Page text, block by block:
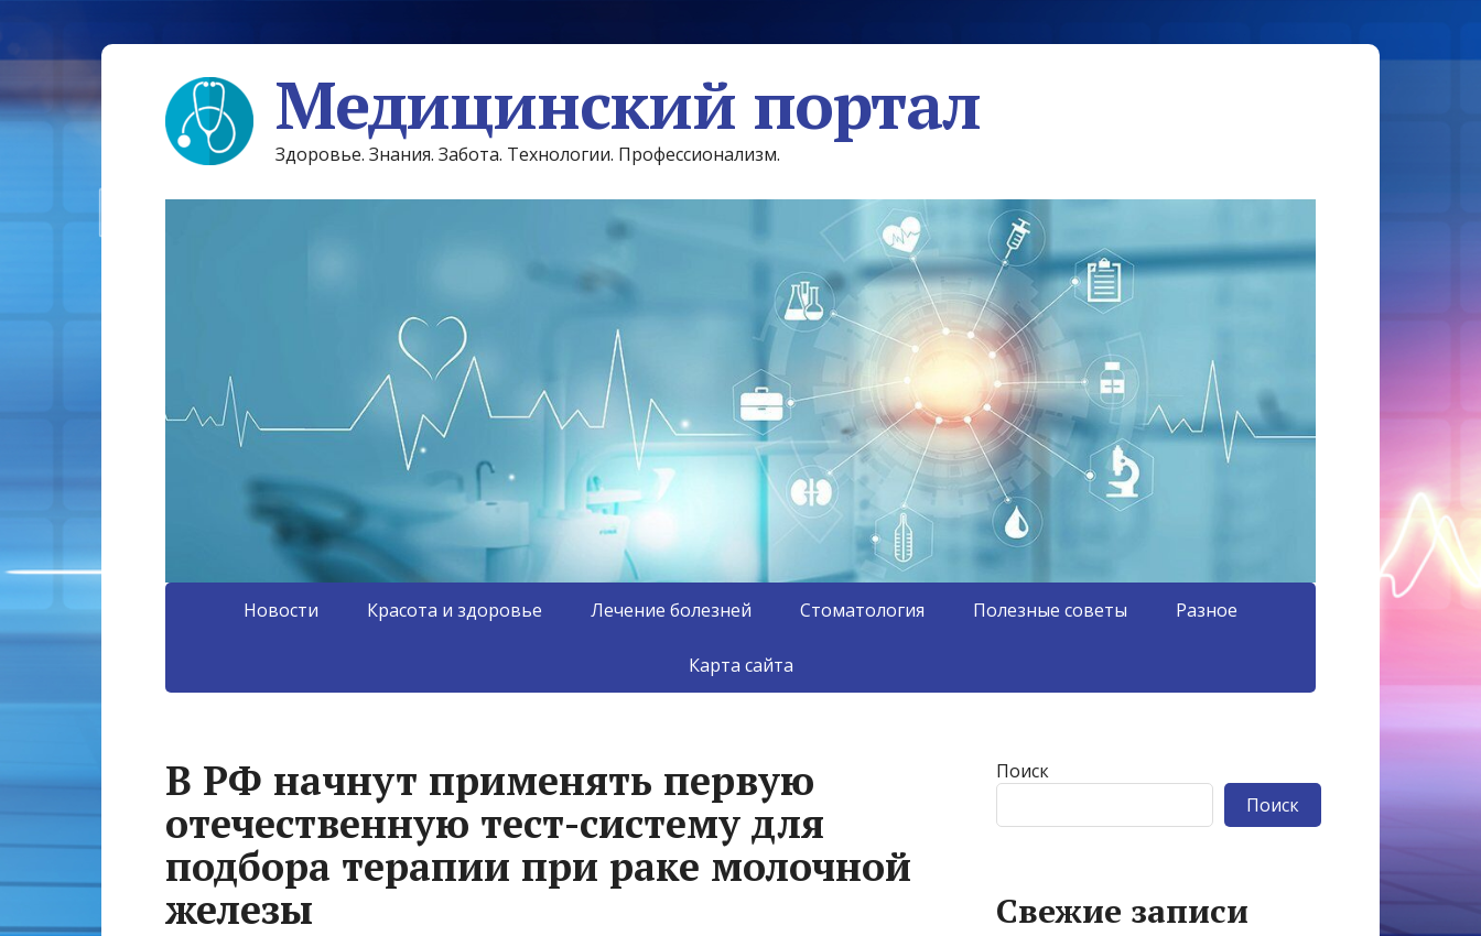
Медицинский портал
Здоровье. Знания. Забота. Технологии. Профессионализм.
Новости Красота и здоровье Лечение болезней Стоматология Полезные советы Разное
Карта сайта
В РФ начнут применять первую
отечественную тест-систему для
подбора терапии при раке молочной
железы
Поиск
Поиск
Свежие записи